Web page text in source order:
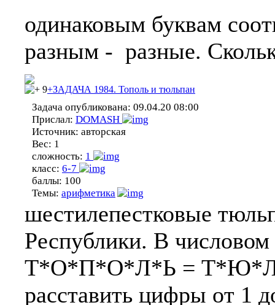
одинаковым буквам
разным - разные.
9+ЗАДАЧА 1984. Тополь и тюльпан
Задача опубликована: 09.04.20 08:00
Прислал: DOMASH
Источник: авторская
Вес: 1
сложность: 1
класс: 6-7
баллы: 100
Темы: арифметика
шестилепестковые
Республики. В числовом
Т*О*П*О*Л*Ь =
расставить цифры от 1